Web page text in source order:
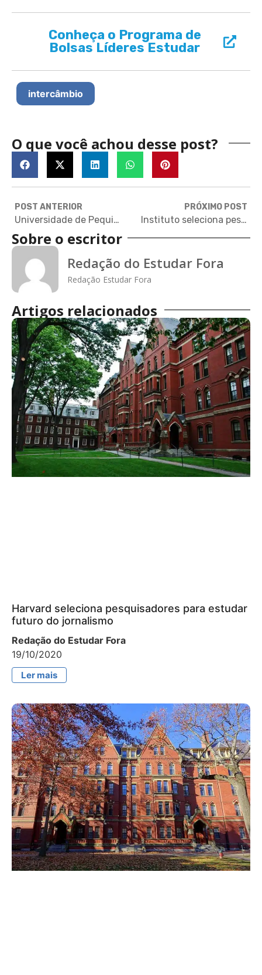
Conheça o Programa de
Bolsas Líderes Estudar
intercâmbio
O que você achou desse post?
POST ANTERIOR
Universidade de Pequim seleciona jovens para conferência na China
PRÓXIMO POST
Instituto seleciona pesquisadores para programa de até um ano nos Estados Unidos
Sobre o escritor
Redação do Estudar Fora
Redação Estudar Fora
Artigos relacionados
Harvard seleciona pesquisadores para estudar
futuro do jornalismo
Redação do Estudar Fora
19/10/2020
Ler mais